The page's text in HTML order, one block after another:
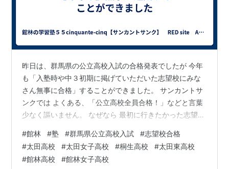
昨日は、群馬県の公立高校入試の合格発表でしたが 今年
も「入塾時や中３初期に掲げていただいた志望校にみな
さん無事に合格」することができました。 サンカントサ
ンクでは よくある、「公立高校全員合格！」などと言葉
少なく謳いません。 なぜなら 最初に行きたかった志望校
た子がいたとしても 公立高校全員合格に変わりないから
です。 たとえば 太田東高校や桐生高校普通科などは 夏
休み明けに実施する希望調査（例年１０月公表）と実際
#館林 #塾 #群馬県公立高校入試 #志望校合格
#太田高校 #太田女子高校 #桐生高校 #太田東高校
#館林高校 #館林女子高校